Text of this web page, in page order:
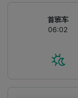
首班车
06:02